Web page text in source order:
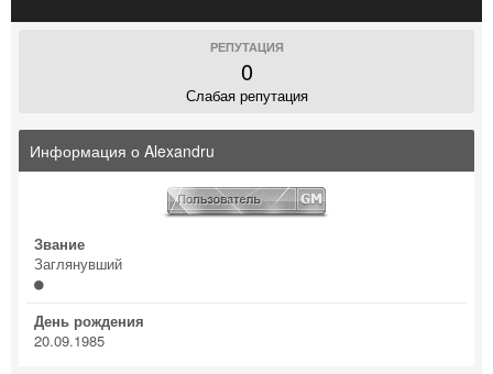
РЕПУТАЦИЯ
0
Слабая репутация
Информация о Alexandru
Звание
Заглянувший
День рождения
20.09.1985